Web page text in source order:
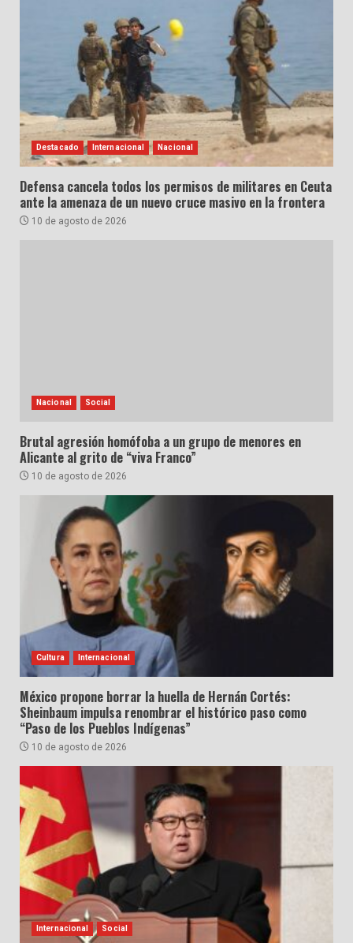
Destacado Internacional Nacional
Defensa cancela todos los permisos de militares en Ceuta
ante la amenaza de un nuevo cruce masivo en la frontera
10 de agosto de 2026
Nacional Social
Brutal agresión homófoba a un grupo de menores en
Alicante al grito de “viva Franco”
10 de agosto de 2026
Cultura Internacional
México propone borrar la huella de Hernán Cortés:
Sheinbaum impulsa renombrar el histórico paso como
“Paso de los Pueblos Indígenas”
10 de agosto de 2026
Internacional Social